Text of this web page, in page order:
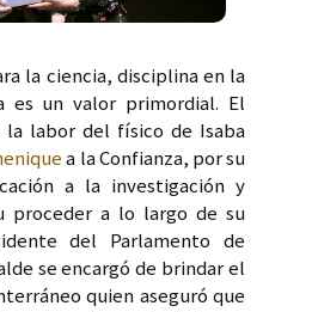
la ciencia, disciplina en la
es un valor primordial. El
la labor del físico de Isaba
a la Confianza, por su
a la investigación y
proceder a lo largo de su
del Parlamento de
se encargó de brindar el
quien aseguró que